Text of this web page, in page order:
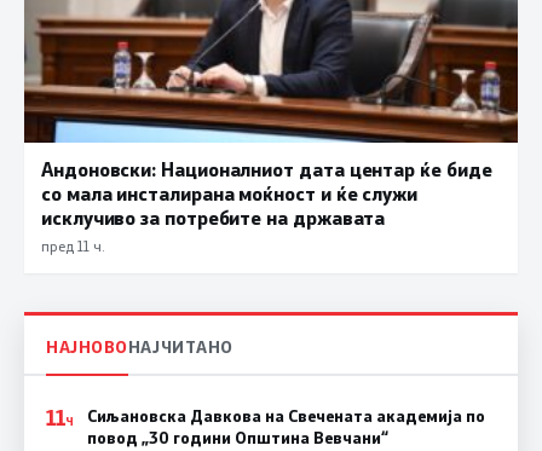
Андоновски: Националниот дата центар ќе биде
со мала инсталирана моќност и ќе служи
исклучиво за потребите на државата
пред 11 ч.
НАЈНОВОНАЈЧИТАНО
11Ч
Сиљановска Давкова на Свечената академија по
повод „30 години Општина Вевчани“